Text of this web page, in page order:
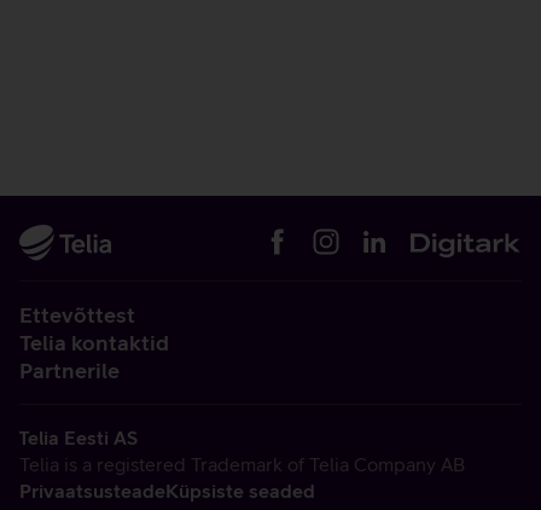
Ettevõttest
Telia kontaktid
Partnerile
Telia Eesti AS
Telia is a registered Trademark of Telia Company AB
PrivaatsusteadeKüpsiste seaded